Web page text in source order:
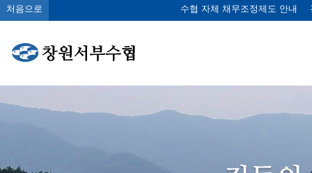
처음으로 수협 자체 채무조정제도 안내